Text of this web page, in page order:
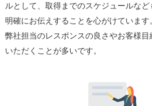
ルとして、取得までのスケジュールなど
明確にお伝えすることを心がけています。
弊社担当のレスポンスの良さやお客様
いただくことが多いです。